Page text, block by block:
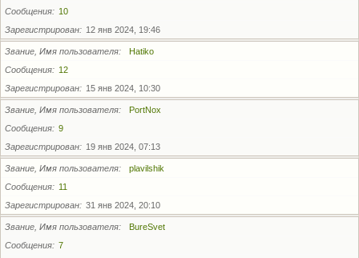
Сообщения
10
Зарегистрирован
12 янв 2024, 19:46
Звание, Имя пользователя
Hatiko
Сообщения
12
Зарегистрирован
15 янв 2024, 10:30
Звание, Имя пользователя
PortNox
Сообщения
9
Зарегистрирован
19 янв 2024, 07:13
Звание, Имя пользователя
plavilshik
Сообщения
11
Зарегистрирован
31 янв 2024, 20:10
Звание, Имя пользователя
BureSvet
Сообщения
7